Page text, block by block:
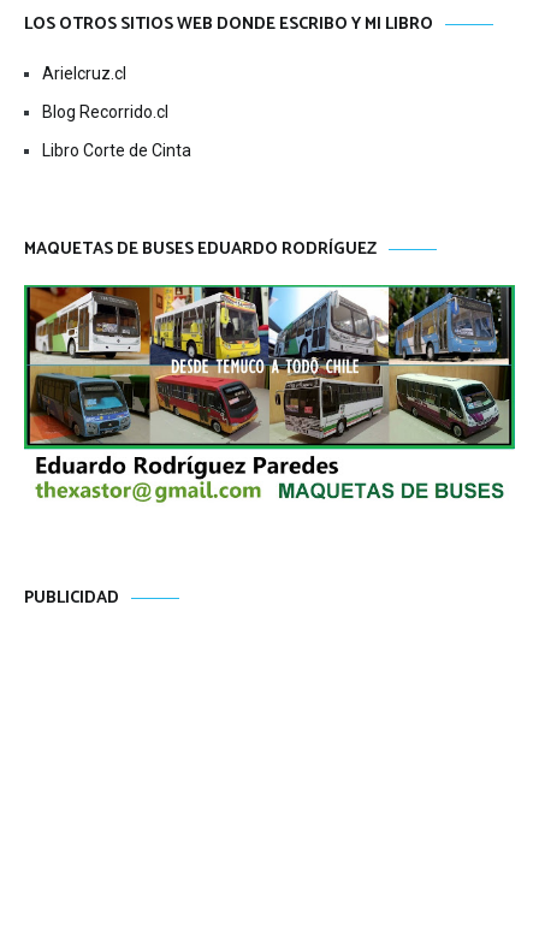
LOS OTROS SITIOS WEB DONDE ESCRIBO Y MI LIBRO
Arielcruz.cl
Blog Recorrido.cl
Libro Corte de Cinta
MAQUETAS DE BUSES EDUARDO RODRÍGUEZ
PUBLICIDAD